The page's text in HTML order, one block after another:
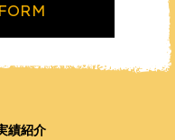
績紹介